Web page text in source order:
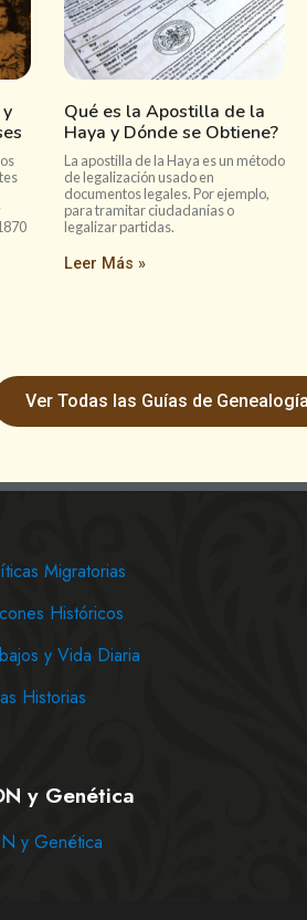
Qué es la Apostilla de la
Haya y Dónde se Obtiene?
La apostilla de la Haya es un método
de legalización usado en
documentos legales. Por ejemplo,
para tramitar ciudadanías o
legalizar partidas.
Leer Más »
Ver Todas las Guías de
Migratorias
Históricos
y Vida Diaria
Historias
y Genética
y Genética